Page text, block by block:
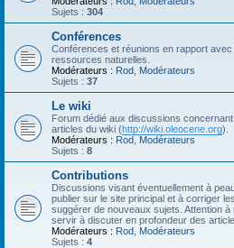
Sujets : 304
Conférences
Conférences et réunions en rapport
ressources naturelles.
Modérateurs : Rod Modérateurs
Sujets : 37
Le wiki
Forum dédié aux discussions
articles du wiki (http://wiki.oleocene.org).
Modérateurs : Rod Modérateurs
Sujets : 8
Contributions
Discussions visant éventuellement à
publier sur le site principal et à corriger
suggérer de nouveaux sujets. Attention
servir à discuter en profondeur des
Modérateurs : Rod Modérateurs
Sujets : 4